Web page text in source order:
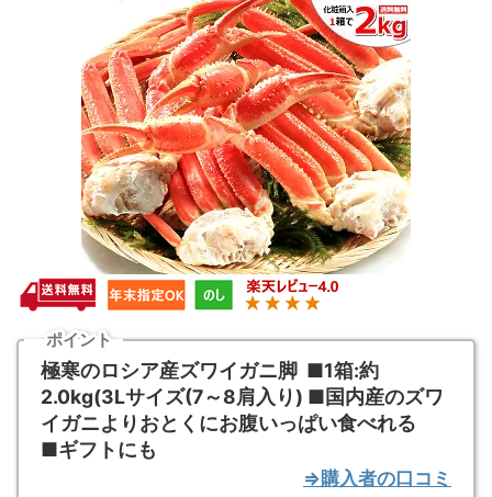
ポイント
極寒のロシア産ズワイガニ脚 ■1箱:約
2.0kg(3Lサイズ(7～8肩入り) ■国内産のズワ
イガニよりおとくにお腹いっぱい食べれる
■ギフトにも
⇒購入者の口コミ